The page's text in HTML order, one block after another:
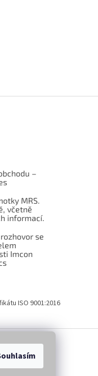
–
MRS.
včetně
informací.
se
Imcon
ISO 9001:2016